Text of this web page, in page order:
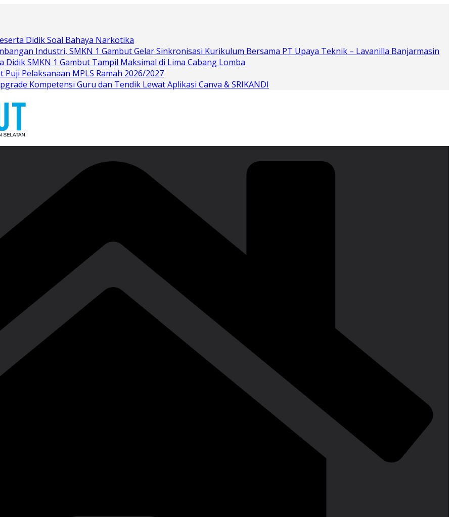
Didik Soal Bahaya Narkotika
Industri, SMKN 1 Gambut Gelar Sinkronisasi Kurikulum Bersama PT Upaya Teknik – Lavanilla Banjarmasin
SMKN 1 Gambut Tampil Maksimal di Lima Cabang Lomba
Pelaksanaan MPLS Ramah 2026/2027
Kompetensi Guru dan Tendik Lewat Aplikasi Canva & SRIKANDI